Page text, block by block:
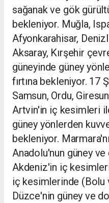
sağanak ve gök
bekleniyor. Muğla,
Afyonkarahisar,
Aksaray, Kırşehir
güneyinde güney
fırtına bekleniyor. 17
Samsun, Ordu,
Artvin'in iç kesimleri
güney yönlerden
bekleniyor.
Anadolu'nun güney ve
Akdeniz'in iç
iç kesimlerinde (Bolu
Düzce'nin güney ve